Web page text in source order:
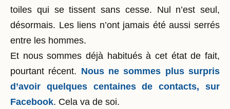
toiles qui se tissent sans cesse. Nul n’est seul,
désormais. Les liens n’ont jamais été aussi serrés
entre les hommes.
Et nous sommes déjà habitués à cet état de fait,
pourtant récent. Nous ne sommes plus surpris
d’avoir quelques centaines de contacts, sur
Facebook. Cela va de soi.